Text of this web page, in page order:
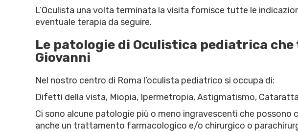
L’Oculista una volta terminata la visita fornisce tutte le
eventuale terapia da seguire.
Le patologie di Oculistica pediatrica
Giovanni
Nel nostro centro di Roma l’oculista pediatrico si occupa di:
Difetti della vista, Miopia, Ipermetropia, Astigmatismo,
Ci sono alcune patologie più o meno ingravescenti che possono
anche un trattamento farmacologico e/o chirurgico o